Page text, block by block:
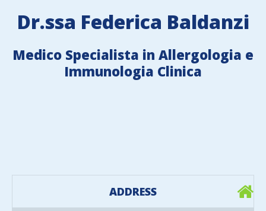
Dr.ssa Federica Baldanzi
Medico Specialista in Allergologia e
Immunologia Clinica
ADDRESS